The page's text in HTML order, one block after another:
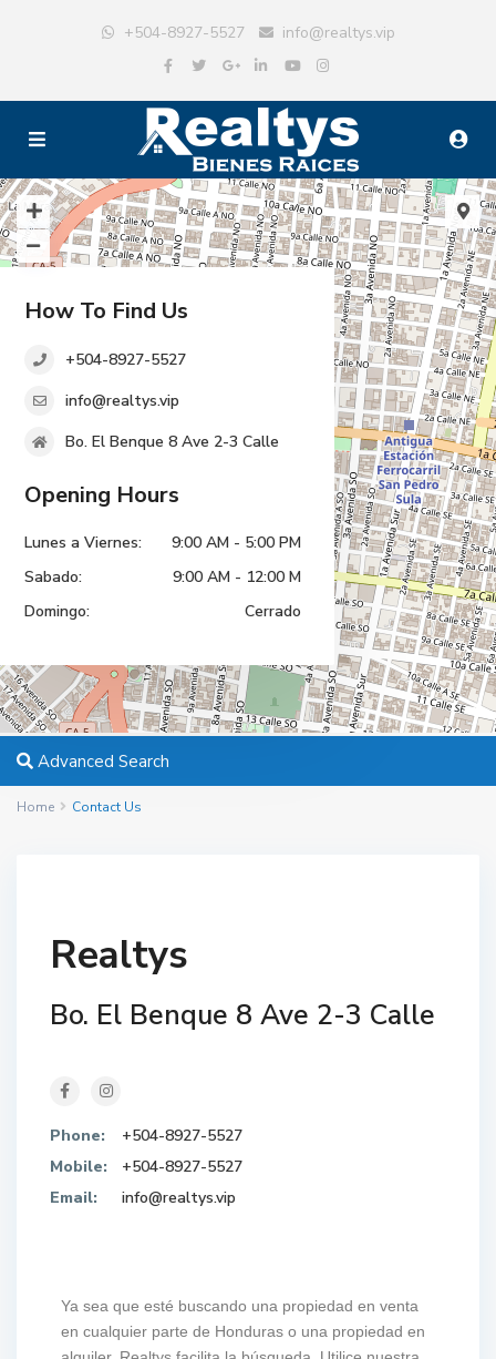
+504-8927-5527 info@realtys.vip
How To Find Us
+504-8927-5527
info@realtys.vip
Bo. El Benque 8 Ave 2-3 Calle
Opening Hours
Lunes a Viernes:
9:00 AM - 5:00 PM
Sabado:
9:00 AM - 12:00 M
Domingo:
Cerrado
Advanced Search
Home Contact Us
Realtys
Bo. El Benque 8 Ave 2-3 Calle
Phone:
+504-8927-5527
Mobile:
+504-8927-5527
Email:
info@realtys.vip
Ya sea que esté buscando una propiedad en venta
en cualquier parte de Honduras o una propiedad en